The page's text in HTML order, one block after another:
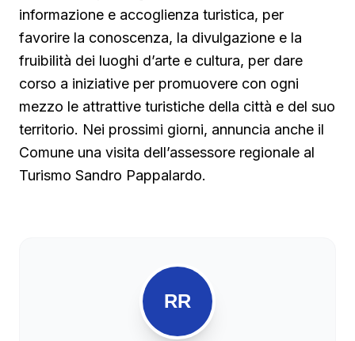
informazione e accoglienza turistica, per
favorire la conoscenza, la divulgazione e la
fruibilità dei luoghi d’arte e cultura, per dare
corso a iniziative per promuovere con ogni
mezzo le attrattive turistiche della città e del suo
territorio. Nei prossimi giorni, annuncia anche il
Comune una visita dell’assessore regionale al
Turismo Sandro Pappalardo.
RR